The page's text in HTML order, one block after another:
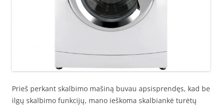
Prieš perkant skalbimo mašiną buvau apsisprendęs, kad be
ilgų skalbimo funkcijų, mano ieškoma skalbiankė turėtų